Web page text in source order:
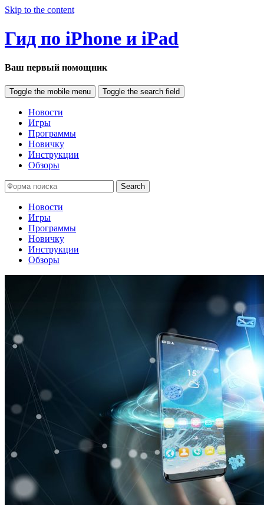
Skip to the content
Гид по iPhone и iPad
Ваш первый помощник
Toggle the mobile menu Toggle the search field
Новости
Игры
Программы
Новичку
Инструкции
Обзоры
Search
Новости
Игры
Программы
Новичку
Инструкции
Обзоры